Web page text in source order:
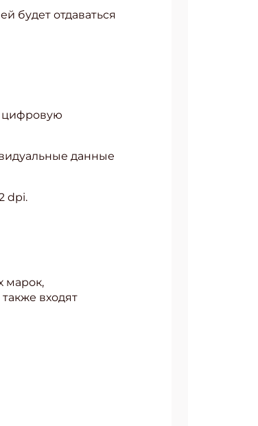
будет отдаваться
цифровую
данные
dpi.
марок,
входят